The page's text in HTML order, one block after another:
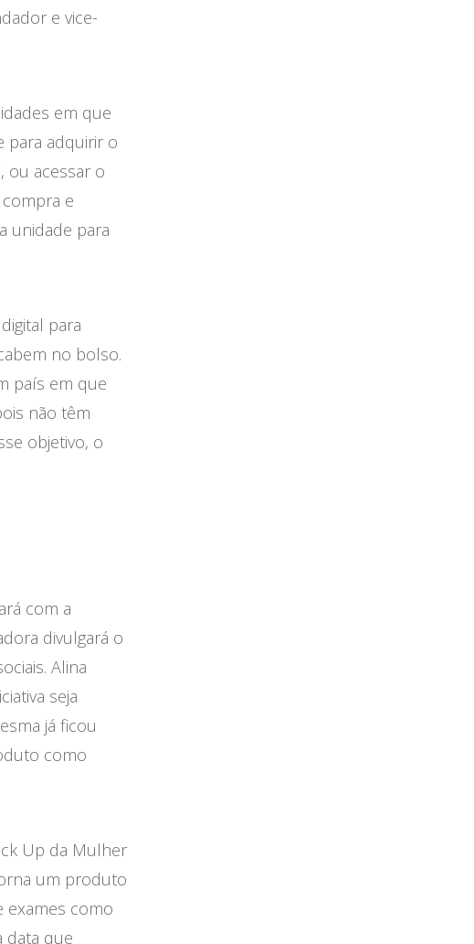
e vice-
em que
para adquirir o
ou acessar o
e
unidade para
para
no bolso.
país em que
não têm
objetivo, o
com a
divulgará o
Alina
seja
já ficou
como
Up da Mulher
um produto
exames como
data que